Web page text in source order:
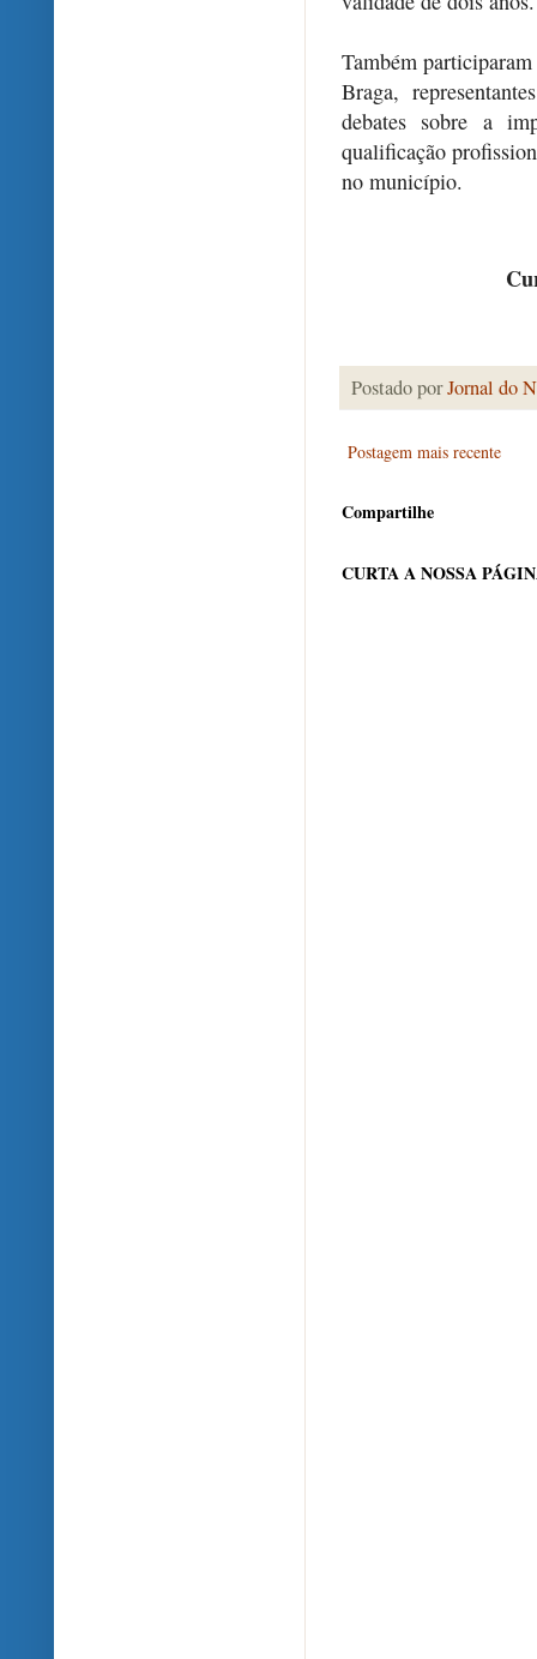
Também participaram
Braga,
debates sobre a
qualificação
no município.
Postado porJornal do
Postagem mais recente
Compartilhe
CURTA A NOSSA